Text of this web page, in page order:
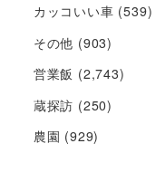
カッコいい車 (539)
その他 (903)
営業飯 (2,743)
蔵探訪 (250)
農園 (929)